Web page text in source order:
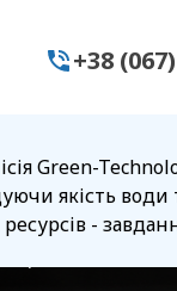
+38
Green-
якість води
-